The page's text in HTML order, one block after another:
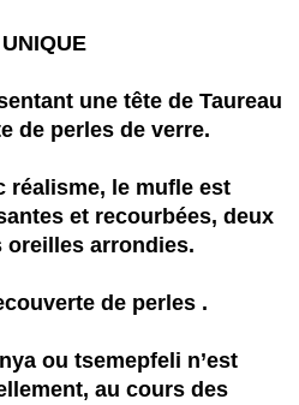
une tête de Taureau
de perles de verre.
réalisme, le mufle est
et recourbées, deux
oreilles arrondies.
de perles .
ou tsemepfeli n’est
au cours des